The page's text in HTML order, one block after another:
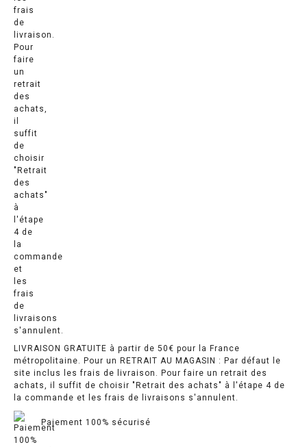
LIVRAISON GRATUITE à partir de 50€ pour la France
métropolitaine. Pour un RETRAIT AU MAGASIN : Par défaut le
site inclus les frais de livraison. Pour faire un retrait des
achats, il suffit de choisir "Retrait des achats" à l'étape 4 de
la commande et les frais de livraisons s'annulent.
Paiement 100% sécurisé